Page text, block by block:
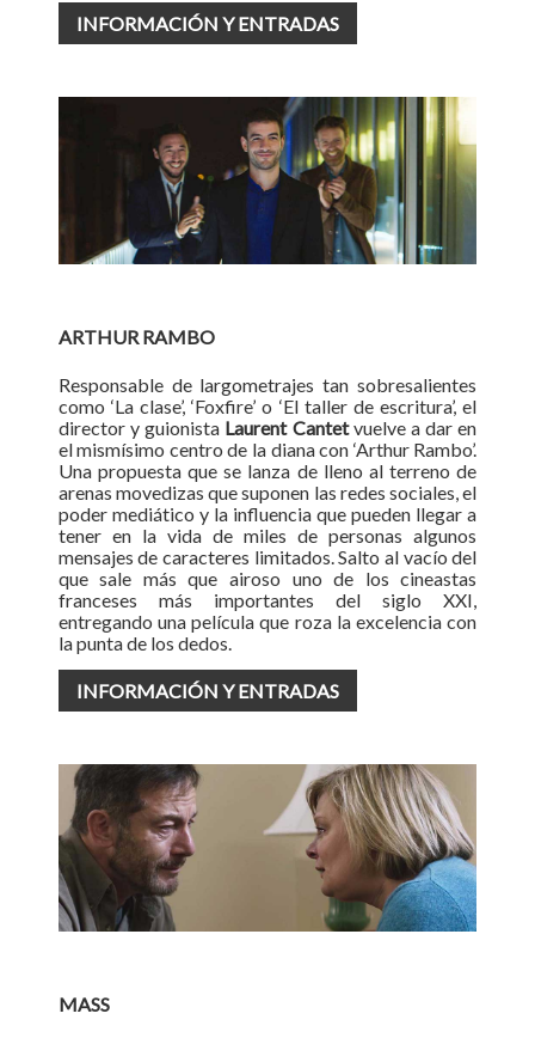
INFORMACIÓN Y ENTRADAS
ARTHUR RAMBO
Responsable de largometrajes tan sobresalientes
como ‘La clase’, ‘Foxfire’ o ‘El taller de escritura’, el
director y guionista Laurent Cantetvuelve a dar en
el mismísimo centro de la diana con ‘Arthur Rambo’.
Una propuesta que se lanza de lleno al terreno de
arenas movedizas que suponen las redes sociales, el
poder mediático y la influencia que pueden llegar a
tener en la vida de miles de personas algunos
mensajes de caracteres limitados. Salto al vacío del
que sale más que airoso uno de los cineastas
franceses más importantes del siglo XXI,
entregando una película que roza la excelencia con
la punta de los dedos.
INFORMACIÓN Y ENTRADAS
MASS